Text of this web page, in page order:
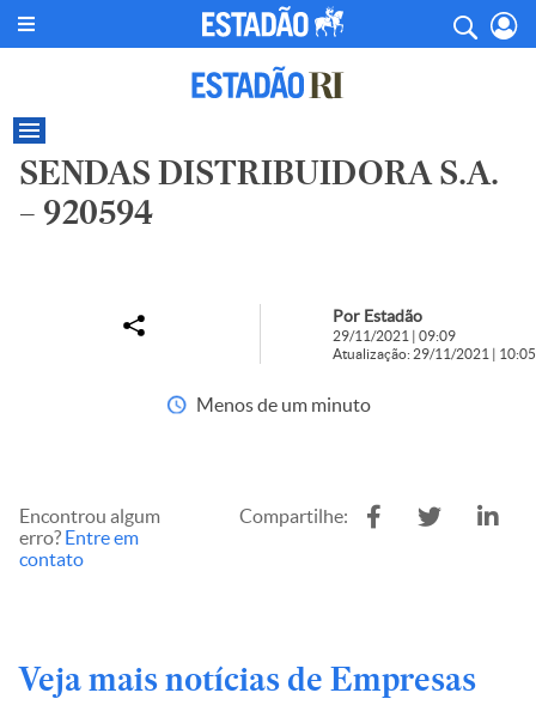
SENDAS DISTRIBUIDORA S.A.
– 920594
Por Estadão
29/11/2021 | 09:09
Atualização: 29/11/2021 | 10:05
Menos de um minuto
Encontrou algum
erro? Entre em
contato
Compartilhe:
Veja mais notícias de Empresas